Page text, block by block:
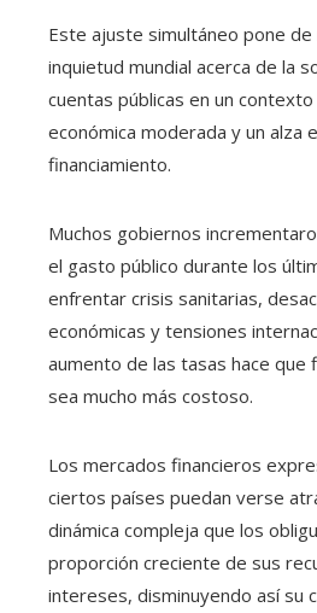
Este ajuste simultáneo pone
inquietud mundial acerca de la
cuentas públicas en un
económica moderada y un alza
financiamiento.
Muchos gobiernos
el gasto público durante los
enfrentar crisis sanitarias,
económicas y tensiones
aumento de las tasas hace que
sea mucho más costoso.
Los mercados financieros
ciertos países puedan verse
dinámica compleja que los
proporción creciente de sus
intereses, disminuyendo así su